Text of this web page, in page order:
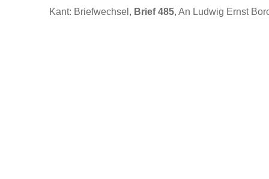
Kant: Briefwechsel, Brief 485, An Ludwig Ernst